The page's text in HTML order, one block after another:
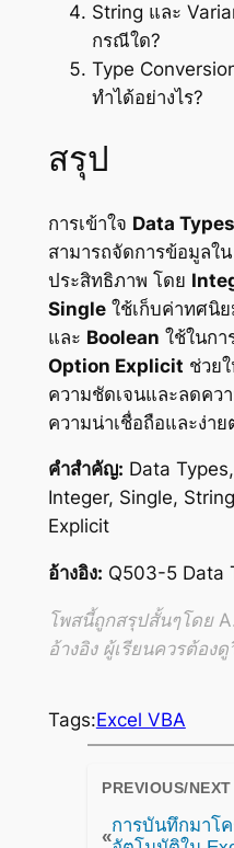
String และ
กรณีใด?
Type
ทำได้อย่างไร?
สรุป
การเข้าใจ Data Types
สามารถจัดการข้อมูลใน
ประสิทธิภาพ โดย
Singleใช้เก็บค่าทศนิย
และ Boolean ใช้ในกา
Option Explicit ช่วย
ความชัดเจนและลดคว
ความน่าเชื่อถือและง่า
คำสำคัญ: Data
Integer, Single,
Explicit
อ้างอิง: Q503-5 Data
โพสนี้ถูกสรุปสั้นๆโดย
อ้างอิง ผู้เรียนควรต้อง
Tags:Excel VBA
PREVIOUS/
«
การบันทึกมาโ